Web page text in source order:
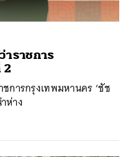
ราชการ
2
การกรุงเทพมหานคร ‘ชัช
ห่าง